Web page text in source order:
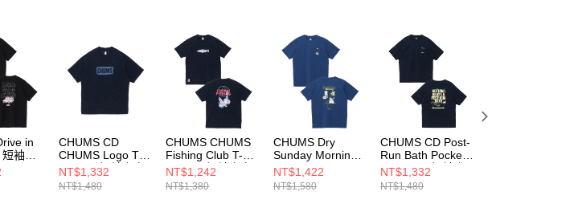
結果請求用戶進行身份認證。
５．嚴禁一人註冊多個帳號或使用他人資訊註冊。若發現惡意使用之情
形，恩沛科技股份有限公司將有權停止該用戶之使用額度並採取法律行
動。
in
袖上
CHUMS CD
CHUMS Logo T-
Shirt 男 短袖上衣
深藍
CH012755N001
NT$1,332
NT$1,480
CHUMS CHUMS
Fishing Club T-
Shirt 男 短袖上衣
深藍
CH012753N001
NT$1,242
NT$1,380
CHUMS Dry
Sunday Morning
Pocket T-Shirt 男
短袖上衣 深藍
CH012761N001
NT$1,422
NT$1,580
CHUMS CD Post-
Run Bath Pocket
T-Shirt 男 短袖上
衣 深藍
CH012758N001
NT$1,332
NT$1,480